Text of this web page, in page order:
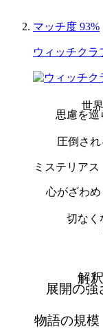
マッチ度 93%
ウィッチクラ
切なく
心がざわめ
ミステリアス
圧倒され
思慮を巡
世
物語の規模
展開の強
解